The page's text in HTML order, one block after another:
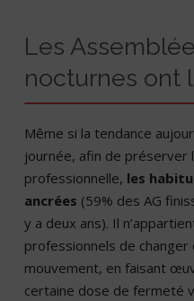
Les
nocturnes ont
Même si la tendance
journée, afin de préserver
professionnelle, les
ancrées (59% des AG
y a deux ans). Il
professionnels de changer
mouvement, en faisant
certaine dose de fermeté